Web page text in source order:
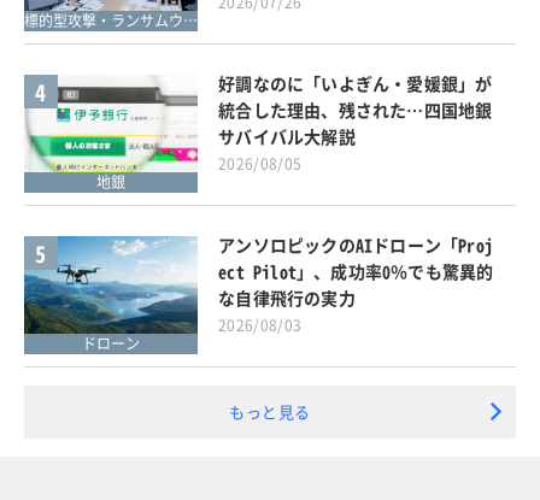
標的型攻撃・ランサムウェア対策
4
地銀
好調なのに「いよぎん・愛媛銀」が
統合した理由、残された…四国地銀
サバイバル大解説
2026/08/05
5
ドローン
アンソロピックのAIドローン「Proj
ect Pilot」、成功率0％でも驚異的
な自律飛行の実力
2026/08/03
もっと見る